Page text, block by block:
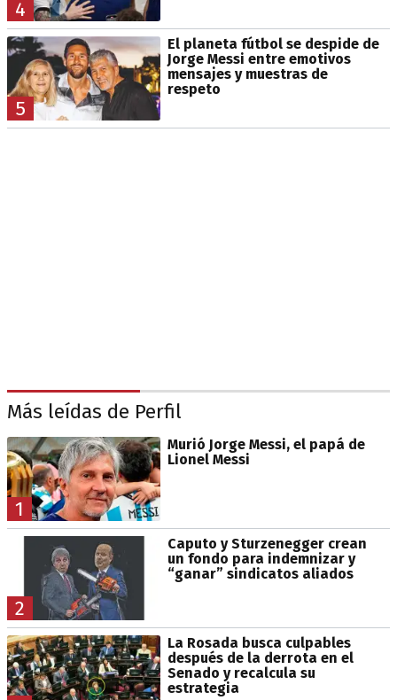
4
5
El planeta fútbol se despide de
Jorge Messi entre emotivos
mensajes y muestras de
respeto
Más leídas de Perfil
1
Murió Jorge Messi, el papá de
Lionel Messi
2
Caputo y Sturzenegger crean
un fondo para indemnizar y
“ganar” sindicatos aliados
La Rosada busca culpables
después de la derrota en el
Senado y recalcula su
estrategia